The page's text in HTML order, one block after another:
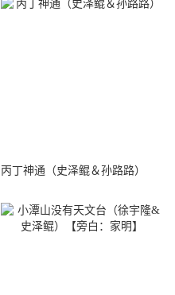
丙丁神通（史泽鲲＆孙路路）